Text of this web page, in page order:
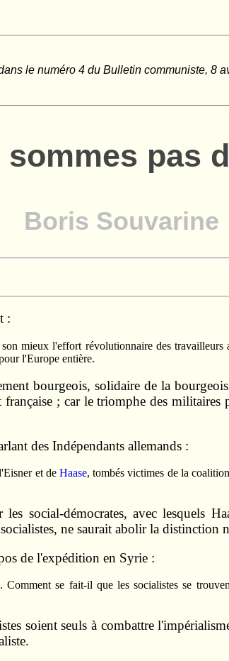
le numéro 4 du Bulletin communiste, 8
sommes pas
Boris Souvarine
:
mieux l'effort révolutionnaire des
l'Europe entière.
bourgeois, solidaire de la
; car le triomphe des
des Indépendants allemands :
et de Haase, tombés victimes de la
les social-démocrates, avec lesquels
ne saurait abolir la distinction
de l'expédition en Syrie :
se fait-il que les socialistes se
soient seuls à combattre